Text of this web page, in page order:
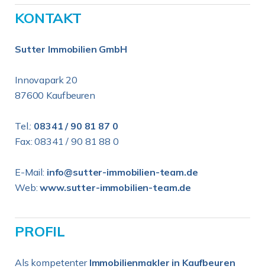
KONTAKT
Sutter Immobilien GmbH
Innovapark 20
87600 Kaufbeuren
Tel.: 08341 / 90 81 87 0
Fax: 08341 / 90 81 88 0
E-Mail: info@sutter-immobilien-team.de
Web:www.sutter-immobilien-team.de
PROFIL
Als kompetenter Immobilienmakler in Kaufbeuren